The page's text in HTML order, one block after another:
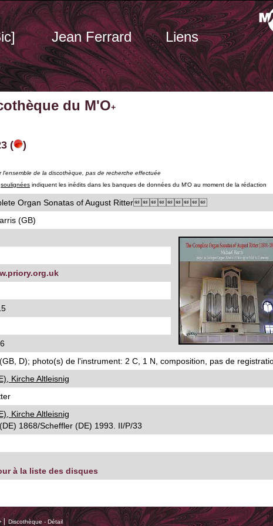
Jean Ferrard Liens
du M'O+
( )
l'ensemble de la discothèque, pas de recherche effectuée
soulignées indiquent les inédits dans les banques de données du M'O au moment de la rédaction
Organ Sonatas of August Ritter
(GB)
D); photo(s) de l'instrument: 2 C, 1 N, composition, pas de
Kirche Altleisnig
Kirche Altleisnig
1868/Scheffler (DE) 1993. II/P/33
à la liste des disques
⎢ Discothèque - Détail